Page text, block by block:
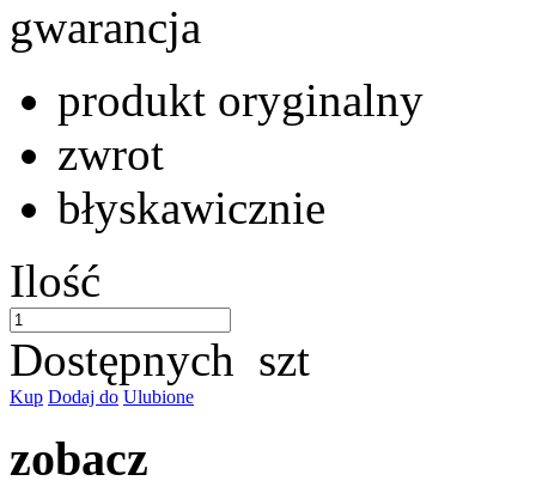
gwarancja
produkt oryginalny
zwrot
błyskawicznie
Ilość
Dostępnych szt
Kup Dodaj do Ulubione
zobacz